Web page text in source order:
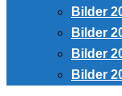
Bilder
Bilder
Bilder
Bilder